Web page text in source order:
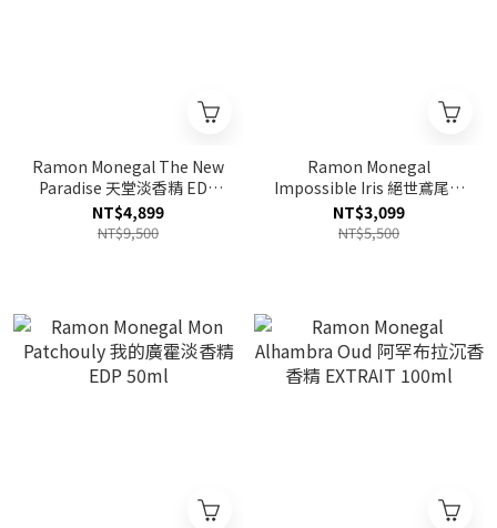
Ramon Monegal The New
Paradise 天堂淡香精 EDP
100ml
NT$4,899
NT$9,500
Ramon Monegal
Impossible Iris 絕世鳶尾淡
香精 EDP 50ml
NT$3,099
NT$5,500